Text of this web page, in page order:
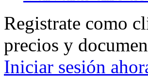
Registrate como
precios y
Iniciar sesión